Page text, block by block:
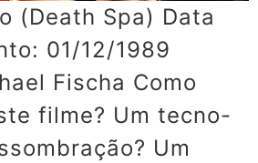
(Death Spa) Data
01/12/1989
Fischa Como
filme? Um tecno-
Um